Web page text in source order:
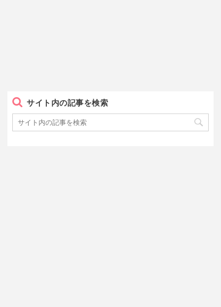
サイト内の記事を検索